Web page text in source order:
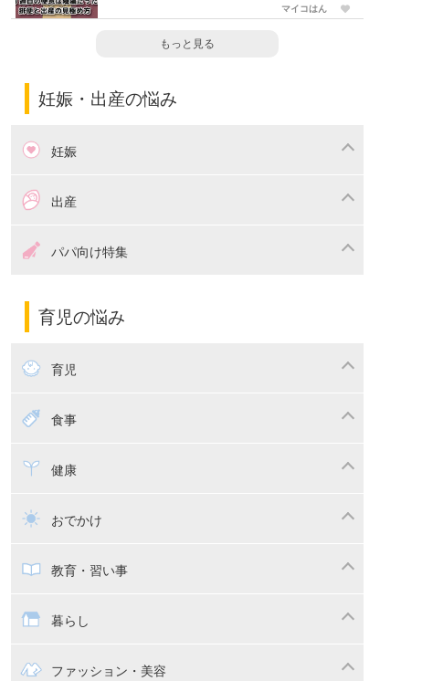
マイコはん
もっと見る
妊娠・出産の悩み
妊娠
つわり
妊娠中の食事
出産
出産準備パパ向け特集
パパ向け特集
育児の悩み
育児
赤ちゃんのお世話
寝かしつけ
トイトレ
食事
離乳食健康
乳幼児健診・予防接種
おでかけ
子供とおでかけ
抱っこ紐
教育・習い事
教育・習い事
幼稚園
暮らし
ママの日常ファッション・美容